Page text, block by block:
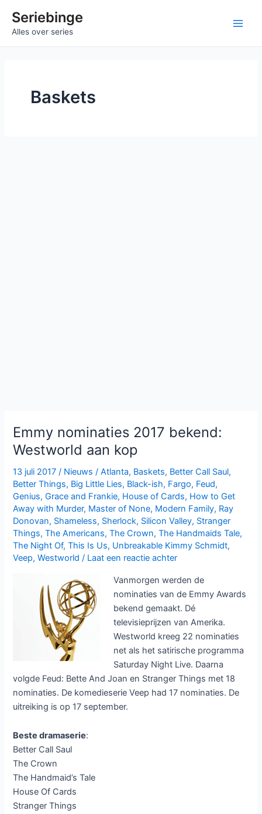
naarSeriebinge
Alles over series
Baskets
Emmy nominaties 2017 bekend:
Westworld aan kop
13 juli 2017/ Nieuws /Atlanta, Baskets, Better Call Saul,
Better Things, Big Little Lies, Black-ish, Fargo, Feud,
Genius,Grace and Frankie, House of Cards, How to Get
Away with Murder, Master of None, Modern Family, Ray
Donovan, Shameless, Sherlock, Silicon Valley, Stranger
Things,The Americans,The Crown,The Handmaids Tale,
The Night Of,This Is Us, Unbreakable Kimmy Schmidt,
Veep,Westworld / Laat een reactie achter
Vanmorgen werden de
nominaties van de Emmy Awards
bekend gemaakt. Dé
televisieprijzen van Amerika.
Westworld kreeg 22 nominaties
net als het satirische programma
Saturday Night Live. Daarna
volgde Feud: Bette And Joan en Stranger Things met 18
nominaties. De komedieserie Veep had 17 nominaties. De
uitreiking is op 17 september.
Beste dramaserie:
Better Call Saul
The Crown
The Handmaid’s Tale
House Of Cards
Stranger Things